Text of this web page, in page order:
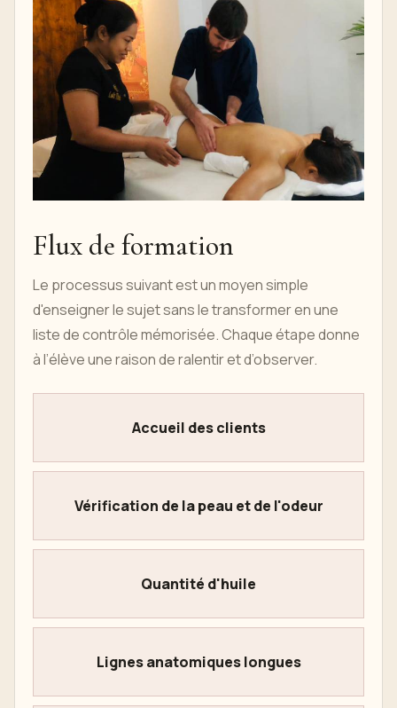
Flux de formation
Le processus suivant est un moyen simple
d'enseigner le sujet sans le transformer en une
liste de contrôle mémorisée. Chaque étape donne
à l’élève une raison de ralentir et d’observer.
Accueil des clients
Vérification de la peau et de l'odeur
Quantité d'huile
Lignes anatomiques longues